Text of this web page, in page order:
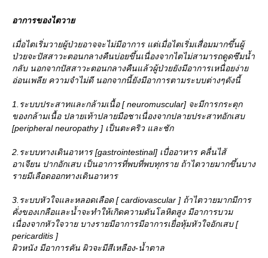
อาการของไตวา
เมื่อไตเริ่มวายผู้ป่วยอาจจะไม่มีอาการ แต่เมื่อไตเริ่มเสื่อมมากขึ้นผู้
ป่วยจะปัสสาวะตอนกลางคืนบ่อยขึ้นเนื่องจากไตไม่สามารถดูดซึมน้ำ
กลับ นอกจากปัสสาวะตอนกลางคืนแล้วผู้ป่วยยังมีอาการเหนื่อยง่า
อ่อนเพลีย ความจำไม่ดี นอกจากนี้ยังมีอาการตามระบบต่างๆดังนี้
1.ระบบประสาทและกล้ามเนื้อ [ neuromuscular] จะมีการกระตุก
ของกล้ามเนื้อ ปลายเท้าปลายมือชาเนื่องจากปลายประสาทอักเสบ
[peripheral neuropathy ] เป็นตะคริว และชัก
2.ระบบทางเดินอาหาร [gastrointestinal] เบื่ออาหาร คลื่นไส้
อาเจียน ปากอักเสบ เป็นอาการที่พบที่พบทุกราย ถ้าไตวายมากขึ้นบาง
รายมีเลือดออกทางเดินอาหาร
3.ระบบหัวใจและหลอดเลือด [ cardiovascular ] ถ้าไตวายมากมีการ
คั่งของเกลือและน้ำจะทำให้เกิดความดันโลหิตสูง มีอาการบวม
เนื่องจากหัวใจวาย บางรายมีอาการมีอาการเยื่อหุ้มหัวใจอักเสบ [
pericarditis ]
ผิวหนัง มีอาการคัน ผิวจะมีสีเหลือง-น้ำตาล